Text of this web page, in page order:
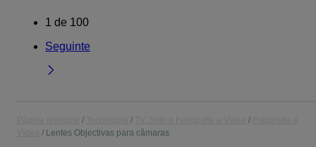
1 de 100
Seguinte
Lentes Objectivas para câmaras